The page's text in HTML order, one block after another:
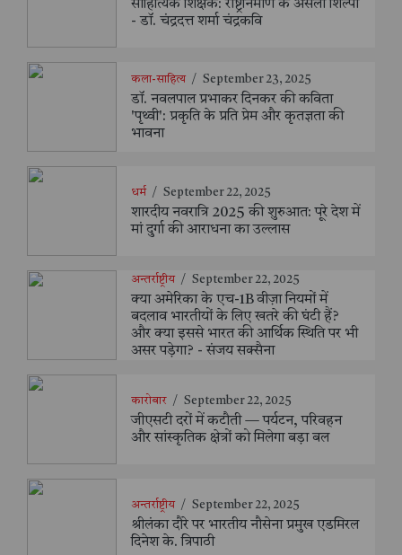
साहित्यिक शिक्षक: राष्ट्रनिर्माण के असली शिल्पी
- डॉ. चंद्रदत्त शर्मा चंद्रकवि
कला-साहित्य / September 23, 2025
डॉ. नवलपाल प्रभाकर दिनकर की कविता
'पृथ्वी': प्रकृति के प्रति प्रेम और कृतज्ञता की
भावना
धर्म / September 22, 2025
शारदीय नवरात्रि 2025 की शुरुआत: पूरे देश में
मां दुर्गा की आराधना का उल्लास
अन्तर्राष्ट्रीय / September 22, 2025
क्या अमेरिका के एच-1B वीज़ा नियमों में
बदलाव भारतीयों के लिए खतरे की घंटी हैं?
और क्या इससे भारत की आर्थिक स्थिति पर भी
असर पड़ेगा? - संजय सक्सैना
कारोबार / September 22, 2025
जीएसटी दरों में कटौती — पर्यटन, परिवहन
और सांस्कृतिक क्षेत्रों को मिलेगा बड़ा बल
अन्तर्राष्ट्रीय / September 22, 2025
श्रीलंका दौरे पर भारतीय नौसेना प्रमुख एडमिरल
दिनेश के. त्रिपाठी